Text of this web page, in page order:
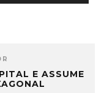
E ASSUME